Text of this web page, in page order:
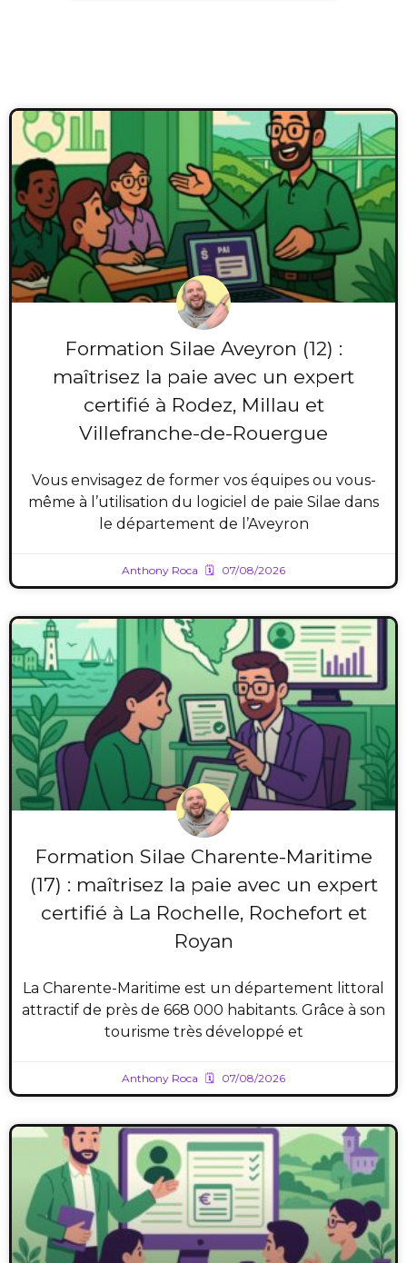
Formation Silae Aveyron (12) :
maîtrisez la paie avec un expert
certifié à Rodez, Millau et
Villefranche-de-Rouergue
Vous envisagez de former vos équipes ou vous-
même à l’utilisation du logiciel de paie Silae dans
le département de l’Aveyron
Anthony Roca 07/08/2026
Formation Silae Charente-Maritime
(17) : maîtrisez la paie avec un expert
certifié à La Rochelle, Rochefort et
Royan
La Charente-Maritime est un département littoral
attractif de près de 668 000 habitants. Grâce à son
tourisme très développé et
Anthony Roca 07/08/2026